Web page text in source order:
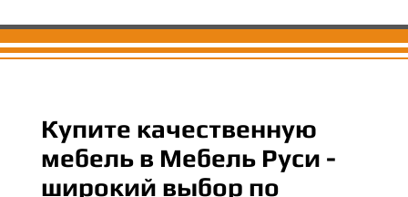
Купите качественную
мебель в Мебель Руси -
широкий выбор по